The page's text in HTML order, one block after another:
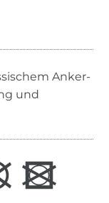
Anker-
und